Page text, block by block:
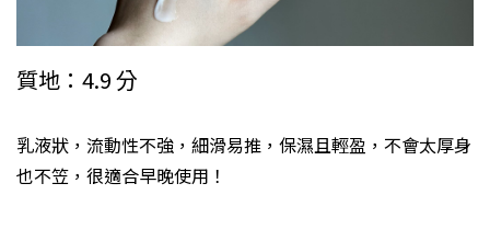
質地：4.9 分
乳液狀，流動性不強，細滑易推，保濕且輕盈，不會太厚身
也不笠，很適合早晚使用！